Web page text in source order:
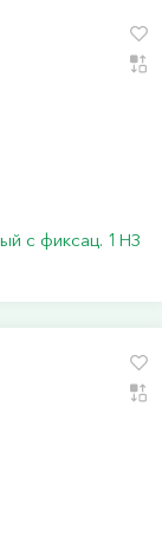
с фиксац. 1НЗ